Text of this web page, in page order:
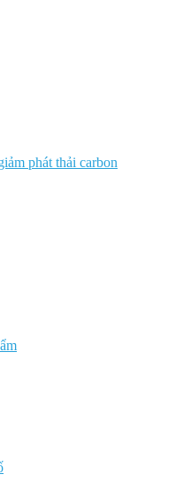
phát thải carbon